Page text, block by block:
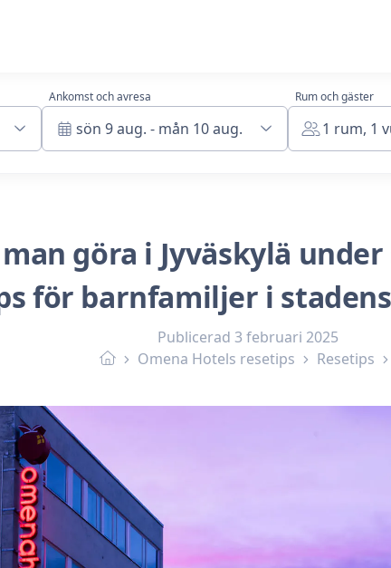
Ankomst och avresa
sön 9 aug. - mån 10 aug.
Rum och gäster
1 rum, 1
göra i Jyväskylä
för barnfamiljer i
Publicerad 3 februari 2025
Omena Hotels resetips
Resetips